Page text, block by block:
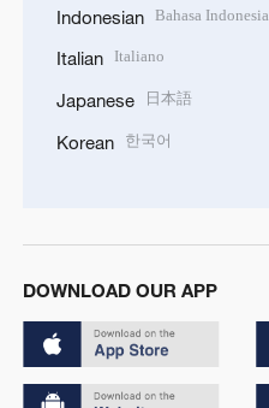
Indonesian Bahasa Indonesia
Italian Italiano
Japanese 日本語
Korean 한국어
DOWNLOAD OUR APP